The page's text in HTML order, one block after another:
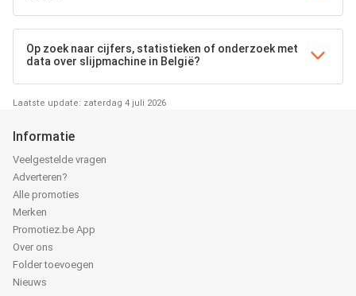
Op zoek naar cijfers, statistieken of onderzoek met
data over slijpmachine in België?
Laatste update: zaterdag 4 juli 2026
Informatie
Veelgestelde vragen
Adverteren?
Alle promoties
Merken
Promotiez.be App
Over ons
Folder toevoegen
Nieuws